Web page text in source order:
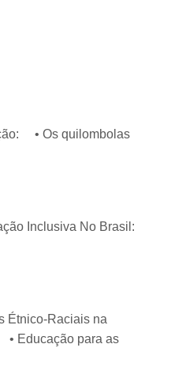
• Os quilombolas
Inclusiva No Brasil:
Étnico-Raciais na
Educação para as